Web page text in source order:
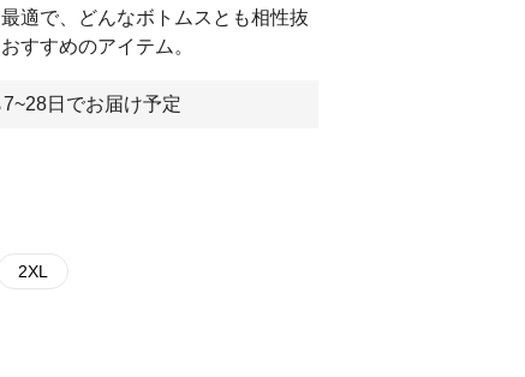
適で、どんなボトムスとも相性抜
すすめのアイテム。
日でお届け予定
2XL